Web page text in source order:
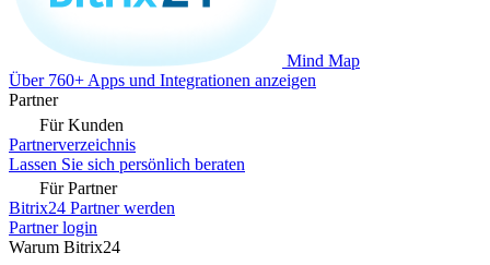
Mind Map
Über 760+ Apps und Integrationen anzeigen
Partner
Für Kunden
Partnerverzeichnis
Lassen Sie sich persönlich beraten
Für Partner
Bitrix24 Partner werden
Partner login
Warum Bitrix24